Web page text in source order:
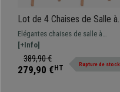
Lot de 4 Chaises de Salle à
Manger LITAU CUIR
AUTHENTIQUE, Noir, Pieds
Hêtre
Elégantes chaises de salle à
manger, très bon rapport qualité-
prix. Pratiques et robustes, en
cuir authentique.
[+Info]
389,90 €
279,90 €HT Rupture de stock